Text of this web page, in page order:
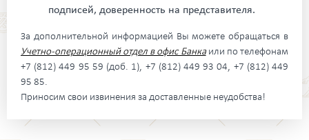
подписей, доверенность на представителя.
За дополнительной информацией Вы можете обращаться в
Учетно-операционный отдел в офис Банкаили по телефонам
+7 (812) 449 95 59 (доб. 1), +7 (812) 449 93 04, +7 (812) 449
95 85.
Приносим свои извинения за доставленные неудобства!